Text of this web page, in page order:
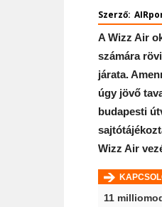
Szerző:
A Wizz Air
számára
járata.
úgy jövő
budapesti
Wizz Air
11